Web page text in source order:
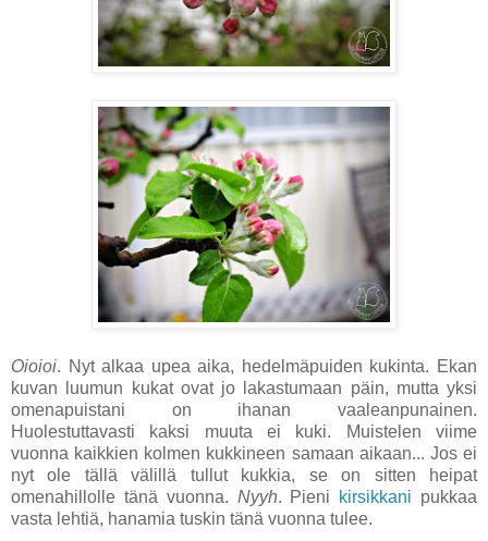
Oioioi. Nyt alkaa upea aika, hedelmäpuiden kukinta. Ekan
kuvan luumun kukat ovat jo lakastumaan päin, mutta yksi
omenapuistani on ihanan vaaleanpunainen.
Huolestuttavasti kaksi muuta ei kuki. Muistelen viime
vuonna kaikkien kolmen kukkineen samaan aikaan... Jos ei
nyt ole tällä välillä tullut kukkia, se on sitten heipat
omenahillolle tänä vuonna. Nyyh. Pieni kirsikkani pukkaa
vasta lehtiä, hanamia tuskin tänä vuonna tulee.